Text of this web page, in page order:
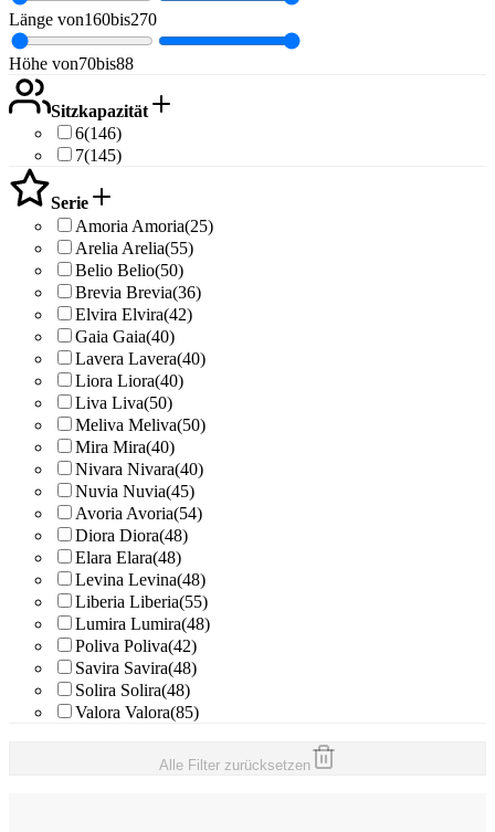
Länge von160bis270
Höhe von70bis88
Sitzkapazität
6(146)
7(145)
Serie
Amoria Amoria(25)
Arelia Arelia(55)
Belio Belio(50)
Brevia Brevia(36)
Elvira Elvira(42)
Gaia Gaia(40)
Lavera Lavera(40)
Liora Liora(40)
Liva Liva(50)
Meliva Meliva(50)
Mira Mira(40)
Nivara Nivara(40)
Nuvia Nuvia(45)
Avoria Avoria(54)
Diora Diora(48)
Elara Elara(48)
Levina Levina(48)
Liberia Liberia(55)
Lumira Lumira(48)
Poliva Poliva(42)
Savira Savira(48)
Solira Solira(48)
Valora Valora(85)
Alle Filter zurücksetzen